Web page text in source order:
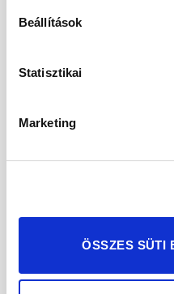
Beállítások
Statisztikai
Marketing
ÖSSZES SÜTI
2025. február
2024. november
2024. október
2024. május
2024. április
2024. március